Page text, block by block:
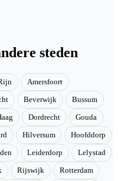
steden
Amersfoort
Beverwijk Bussum
Dordrecht Gouda
Hilversum Hoofddorp
Leiderdorp Lelystad
Rijswijk Rotterdam